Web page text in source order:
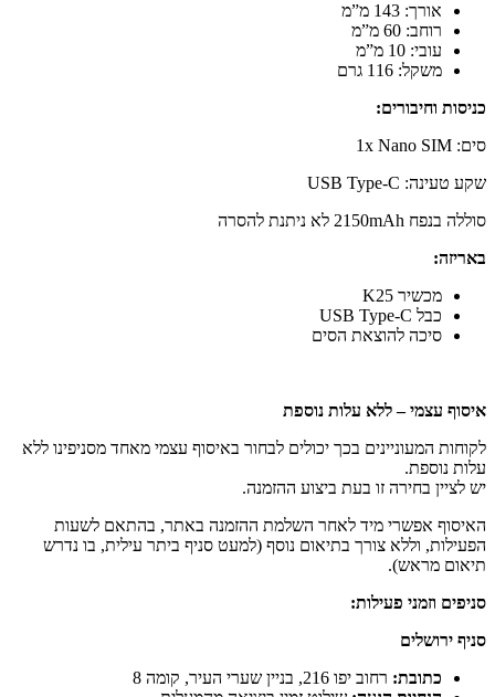
אורך: 143 מ”מ
רוחב: 60 מ”מ
עובי: 10 מ”מ
משקל: 116 גרם
כניסות וחיבורים:
סים: 1x Nano SIM
שקע טעינה: USB Type-C
סוללה בנפח 2150mAh לא ניתנת להסרה
באריזה:
מכשיר K25
כבל USB Type-C
סיכה להוצאת הסים
איסוף עצמי – ללא עלות נוספת
לקוחות המעוניינים בכך יכולים לבחור באיסוף עצמי מאחד מסניפינו ללא
עלות נוספת.
יש לציין בחירה זו בעת ביצוע ההזמנה.
האיסוף אפשרי מיד לאחר השלמת ההזמנה באתר, בהתאם לשעות
הפעילות, וללא צורך בתיאום נוסף (למעט סניף ביתר עילית, בו נדרש
תיאום מראש).
סניפים וזמני פעילות:
סניף ירושלים
כתובת: רחוב יפו 216, בניין שערי העיר, קומה 8